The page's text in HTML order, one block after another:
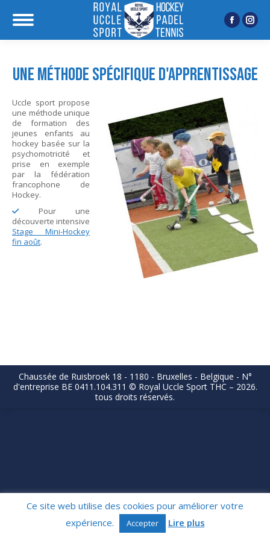
Facebook
page
in
page
in
Une méthode spécifique d'apprentissage
Uccle sport propose
une méthode unique
de formation des
jeunes enfants au
hockey basée sur la
psychomotricité et
prise en exemple
par la fédération
francophone de
Hockey.
Pour une
découverte intensive
Stage Mini-Hockey
fin août.
Chaussée de Ruisbroek 18 - 1180 - Bruxelles - Belgique - N°
d'entreprise BE 0411.104.311 © Royal Uccle Sport THC – 2026.
tous droits réservés.
Ce site web utilise des cookies pour améliorer votre
expérience.
Accepter Lire plus